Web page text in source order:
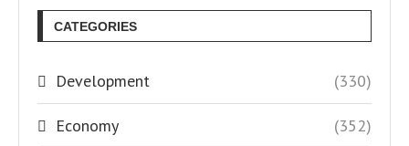
CATEGORIES
Development (330)
Economy (352)